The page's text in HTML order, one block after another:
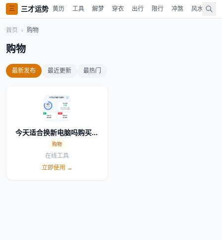
三 三才运势 黄历 工具 解梦 穿衣 出行 限行 冲煞 风水 时
首页 › 购物
购物
最新发布 最近更新 最热门
今天适合换新电脑吗购买宜
忌
购物
在线工具
立即使用 →